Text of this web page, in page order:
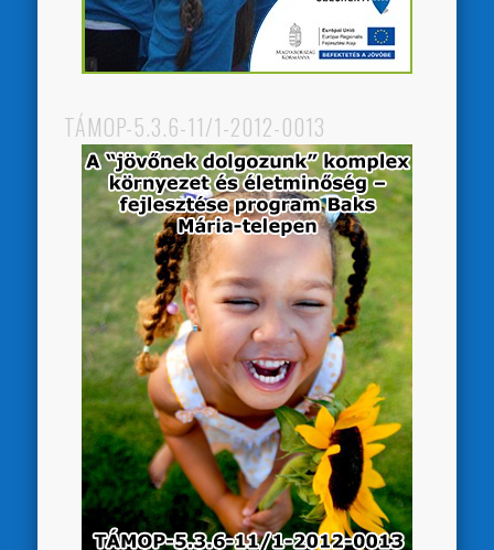
TÁMOP-5.3.6-11/1-2012-0013